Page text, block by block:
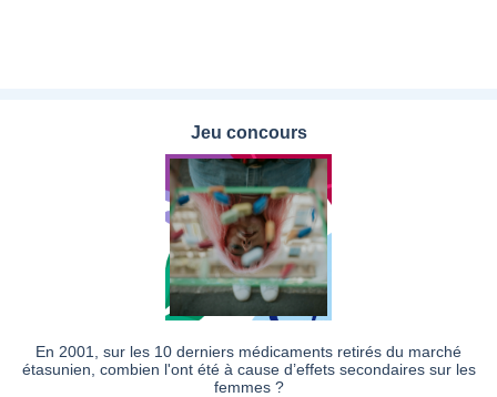
Jeu concours
En 2001, sur les 10 derniers médicaments retirés du marché
étasunien, combien l'ont été à cause d’effets secondaires sur les
femmes ?